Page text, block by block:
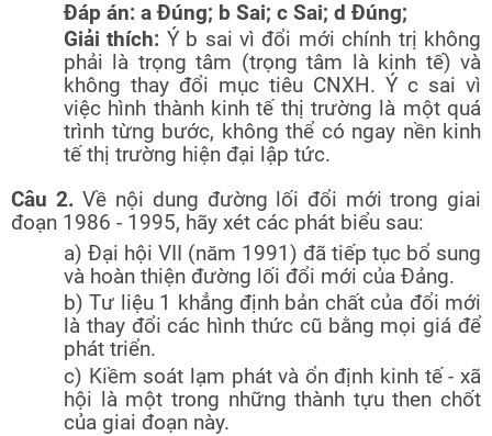
Đáp án: a Đúng; b Sai; c Sai; d Đúng;
Giải thích: Ý b sai vì đổi mới chính trị không
phải là trọng tâm (trọng tâm là kinh tế) và
không thay đổi mục tiêu CNXH. Ý c sai vì
việc hình thành kinh tế thị trường là một quá
trình từng bước, không thể có ngay nền kinh
tế thị trường hiện đại lập tức.
Câu 2.Về nội dung đường lối đổi mới trong giai
đoạn 1986 - 1995, hãy xét các phát biểu sau:
a) Đại hội VII (năm 1991) đã tiếp tục bổ sung
và hoàn thiện đường lối đổi mới của Đảng.
b) Tư liệu 1 khẳng định bản chất của đổi mới
là thay đổi các hình thức cũ bằng mọi giá để
phát triển.
c) Kiềm soát lạm phát và ổn định kinh tế - xã
hội là một trong những thành tựu then chốt
của giai đoạn này.